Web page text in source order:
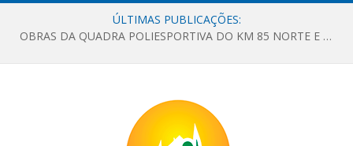
ÚLTIMAS PUBLICAÇÕES:
OBRAS DA QUADRA POLIESPORTIVA DO KM 85 NORTE E DA ESCOLA GASPAR VIANA AVANÇAM